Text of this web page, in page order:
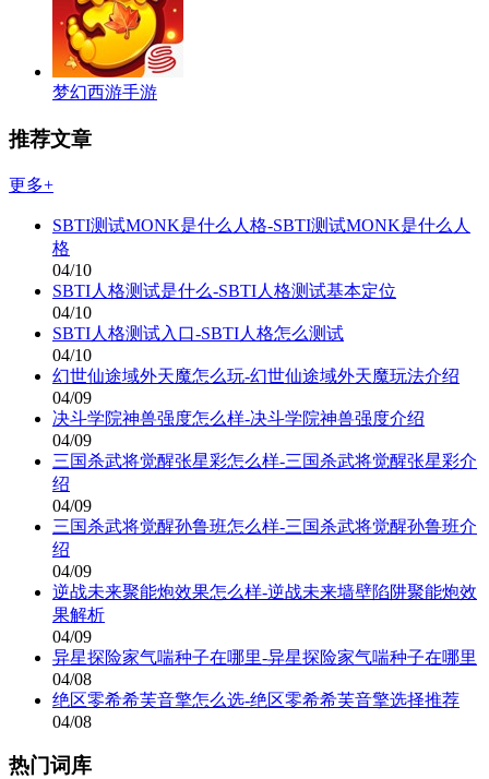
梦幻西游手游
推荐文章
更多+
SBTI测试MONK是什么人格-SBTI测试MONK是什么人
格
04/10
SBTI人格测试是什么-SBTI人格测试基本定位
04/10
SBTI人格测试入口-SBTI人格怎么测试
04/10
幻世仙途域外天魔怎么玩-幻世仙途域外天魔玩法介绍
04/09
决斗学院神兽强度怎么样-决斗学院神兽强度介绍
04/09
三国杀武将觉醒张星彩怎么样-三国杀武将觉醒张星彩介
绍
04/09
三国杀武将觉醒孙鲁班怎么样-三国杀武将觉醒孙鲁班介
绍
04/09
逆战未来聚能炮效果怎么样-逆战未来墙壁陷阱聚能炮效
果解析
04/09
异星探险家气喘种子在哪里-异星探险家气喘种子在哪里
04/08
绝区零希希芙音擎怎么选-绝区零希希芙音擎选择推荐
04/08
热门词库